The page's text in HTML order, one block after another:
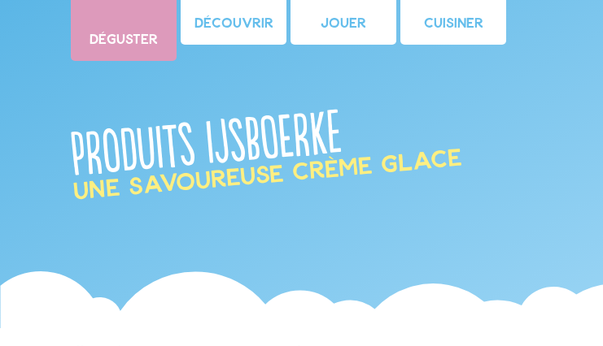
Déguster
Découvrir Jouer Cuisiner
Produits IJsboerke
une savoureuse crème glace